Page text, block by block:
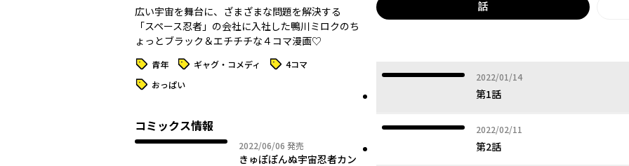
広い宇宙を舞台に、ざまざまな問題を解決する
「スペース忍者」の会社に入社した鴨川ミロクのち
ょっとブラック＆エチチチな４コマ漫画♡
タグ 青年 タグ ギャグ・コメディ タグ 4コマ
タグ おっぱい
コミックス情報
2022/06/06 2022年06月06日
発売
きゅぽぽんぬ宇宙忍者カン
話
2022/01/14
2022年01月14日
第1話
2022/02/11
2022年02月11日
第2話